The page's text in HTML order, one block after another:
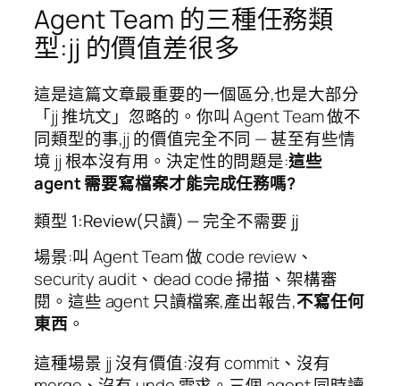
Agent Team 的三種任務類
型:jj 的價值差很多
這是這篇文章最重要的一個區分,也是大部分
「jj 推坑文」忽略的。你叫 Agent Team 做不
同類型的事,jj 的價值完全不同 — 甚至有些情
境 jj 根本沒有用。決定性的問題是:這些
agent 需要寫檔案才能完成任務嗎?
類型 1:Review(只讀) — 完全不需要 jj
場景:叫 Agent Team 做 code review、
security audit、dead code 掃描、架構審
閱。這些 agent 只讀檔案,產出報告,不寫任何
東西。
這種場景 jj 沒有價值:沒有 commit、沒有